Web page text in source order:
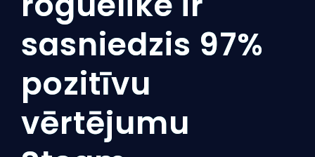
sasniedzis 97%
pozitīvu
vērtējumu